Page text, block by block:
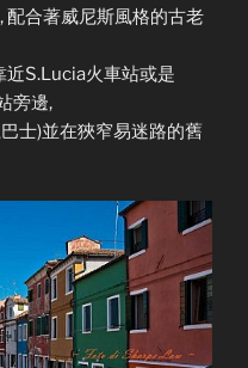
配合著威尼斯風格的古老
近S.Lucia火車站或是
旁邊,
士)並在狹窄易迷路的舊